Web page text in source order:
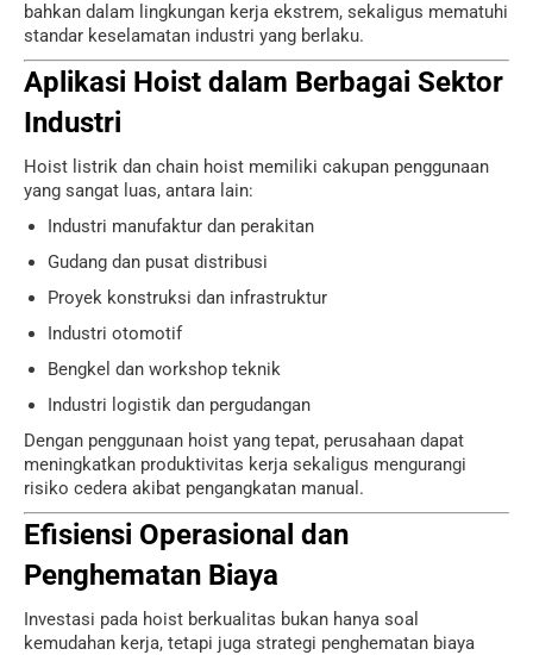
bahkan dalam lingkungan kerja ekstrem, sekaligus mematuhi
standar keselamatan industri yang berlaku.
Aplikasi Hoist dalam Berbagai Sektor
Industri
Hoist listrik dan chain hoist memiliki cakupan penggunaan
yang sangat luas, antara lain:
Industri manufaktur dan perakitan
Gudang dan pusat distribusi
Proyek konstruksi dan infrastruktur
Industri otomotif
Bengkel dan workshop teknik
Industri logistik dan pergudangan
Dengan penggunaan hoist yang tepat, perusahaan dapat
meningkatkan produktivitas kerja sekaligus mengurangi
risiko cedera akibat pengangkatan manual.
Efisiensi Operasional dan
Penghematan Biaya
Investasi pada hoist berkualitas bukan hanya soal
kemudahan kerja, tetapi juga strategi penghematan biaya